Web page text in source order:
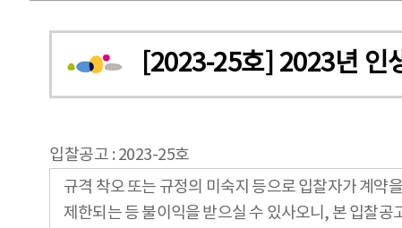
[2023-25호] 2023년 인
입찰공고 : 2023-25호
규격 착오 또는 규정의 미숙지 등으로 입찰자가 계약
제한되는 등 불이익을 받으실 수 있사오니, 본 입찰